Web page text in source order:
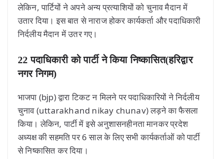
लेकिन, पार्टियों ने अपने अन्य प्रत्याशियों को चुनाव मैदान में
उतार दिया। इस बात से नाराज होकर कार्यकर्ता और पदाधिकारी
निर्दलीय मैदान में उतर गए।
22 पदाधिकारी को पार्टी ने किया निष्कासित(हरिद्वार
नगर निगम)
भाजपा (bjp) द्वारा टिकट न मिलने पर पदाधिकारियों ने निर्दलीय
चुनाव (uttarakhand nikay chunav) लड़ने का फैसला
किया। लेकिन, पार्टी में इसे अनुशासनहीनता मानकर प्रदेश
अध्यक्ष की सहमति पर 6 साल के लिए सभी कार्यकर्ताओं को पार्टी
से निष्कासित कर दिया।